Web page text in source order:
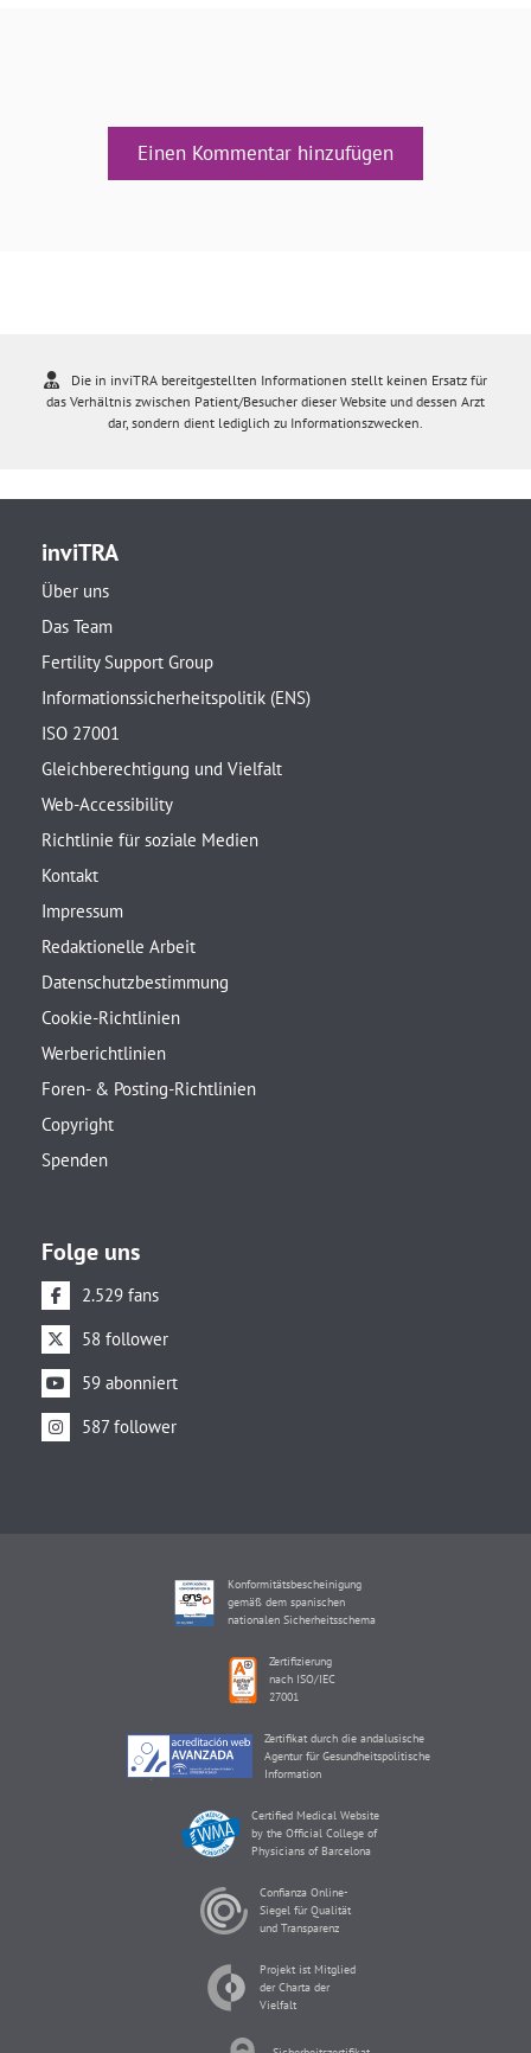
Einen Kommentar hinzufügen
Die in inviTRA bereitgestellten Informationen stellt keinen Ersatz für
das Verhältnis zwischen Patient/Besucher dieser Website und dessen Arzt
dar, sondern dient lediglich zu Informationszwecken.
inviTRA
Über uns
Das Team
Fertility Support Group
Informationssicherheitspolitik (ENS)
ISO 27001
Gleichberechtigung und Vielfalt
Web-Accessibility
Richtlinie für soziale Medien
Kontakt
Impressum
Redaktionelle Arbeit
Datenschutzbestimmung
Cookie-Richtlinien
Werberichtlinien
Foren- & Posting-Richtlinien
Copyright
Spenden
Folge uns
2.529 fans
58 follower
59 abonniert
587 follower
Konformitätsbescheinigung
gemäß dem spanischen
nationalen Sicherheitsschema
Zertifizierung
nach ISO/IEC
27001
Zertifikat durch die andalusische
Agentur für Gesundheitspolitische
Information
Certified Medical Website
by the Official College of
Physicians of Barcelona
Confianza Online-
Siegel für Qualität
und Transparenz
Projekt ist Mitglied
der Charta der
Vielfalt